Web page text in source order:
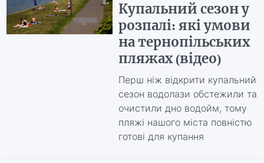
Купальний сезон у
розпалі: які умови
на тернопільських
пляжах (відео)
Перш ніж відкрити купальний
сезон водолази обстежили та
очистили дно водойм, тому
пляжі нашого міста повністю
готові для купання